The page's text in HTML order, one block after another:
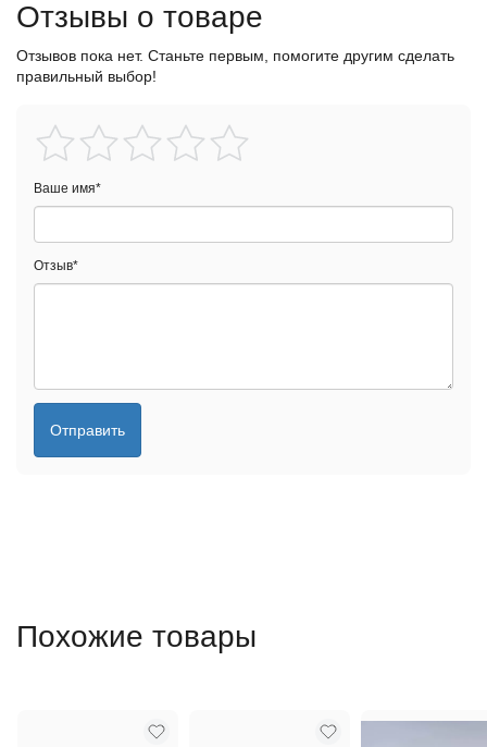
Отзывы о товаре
Отзывов пока нет. Станьте первым, помогите другим сделать
правильный выбор!
Ваше имя*
Отзыв*
Отправить
Похожие товары